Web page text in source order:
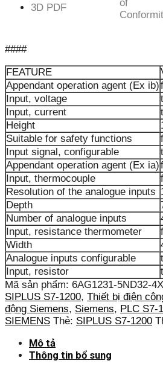
3D PDF
of
####
FEATURE
Appendant operation agent (Ex ib)
Input, voltage
Input, current
Height
Suitable for safety functions
Input signal, configurable
Appendant operation agent (Ex ia)
Input, thermocouple
Resolution of the analogue inputs
Depth
Number of analogue inputs
Input, resistance thermometer
Width
Analogue inputs configurable
Input, resistor
Mã sản phẩm: 6AG1231-5ND32-
SIPLUS S7-1200, Thiết bị điện
động Siemens, Siemens, PLC S7-
SIEMENS Thẻ: SIPLUS S7-1200
Mô tả
Thông tin bổ sung